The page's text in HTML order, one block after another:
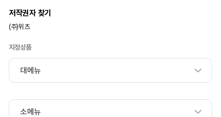
저작권자 찾기
(주)위츠
지정상품